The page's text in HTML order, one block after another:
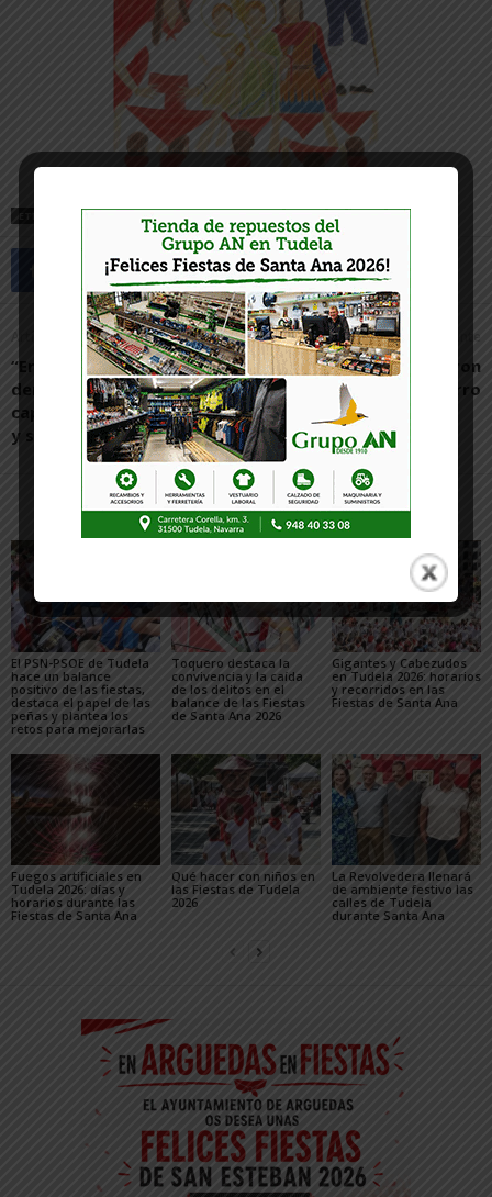
POLICÍA MUNICIPAL
Artículo anterior
“En estos años hemos
demostrado que somos
capaces de liderar Tudela
y su comarca”
Artículo siguiente
Magallón y Giner vivieron
un derbi a cara de perro
Artículos relacionados Más del autor
El PSN-PSOE de Tudela
hace un balance
positivo de las fiestas,
destaca el papel de las
peñas y plantea los
retos para mejorarlas
Toquero destaca la
convivencia y la caída
de los delitos en el
balance de las Fiestas
de Santa Ana 2026
Gigantes y Cabezudos
en Tudela 2026: horarios
y recorridos en las
Fiestas de Santa Ana
Fuegos artificiales en
Tudela 2026: días y
horarios durante las
Fiestas de Santa Ana
Qué hacer con niños en
las Fiestas de Tudela
2026
La Revolvedera llenará
de ambiente festivo las
calles de Tudela
durante Santa Ana